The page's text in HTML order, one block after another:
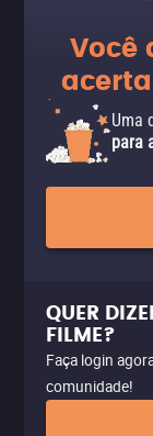
Você
Uma
para
QUER
FILME?
Faça login
comunidade!